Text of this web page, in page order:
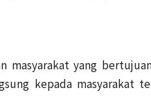
masyarakat yang
kepada masyarakat